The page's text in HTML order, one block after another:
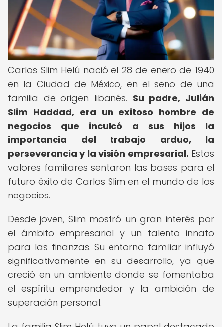
Carlos Slim Helú nació el 28 de enero de 1940
en la Ciudad de México, en el seno de una
familia de origen libanés. Su padre, Julián
Slim Haddad, era un exitoso hombre de
negocios que inculcó a sus hijos la
importancia del trabajo arduo, la
perseverancia y la visión empresarial. Estos
valores familiares sentaron las bases para el
futuro éxito de Carlos Slim en el mundo de los
negocios.
Desde joven, Slim mostró un gran interés por
el ámbito empresarial y un talento innato
para las finanzas. Su entorno familiar influyó
significativamente en su desarrollo, ya que
creció en un ambiente donde se fomentaba
el espíritu emprendedor y la ambición de
superación personal.